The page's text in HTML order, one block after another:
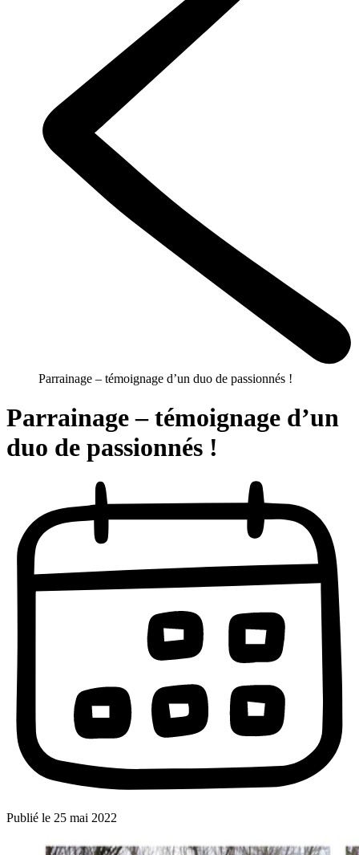
Parrainage – témoignage d’un duo de passionnés !
Parrainage – témoignage d’un
duo de passionnés !
Publié le 25 mai 2022